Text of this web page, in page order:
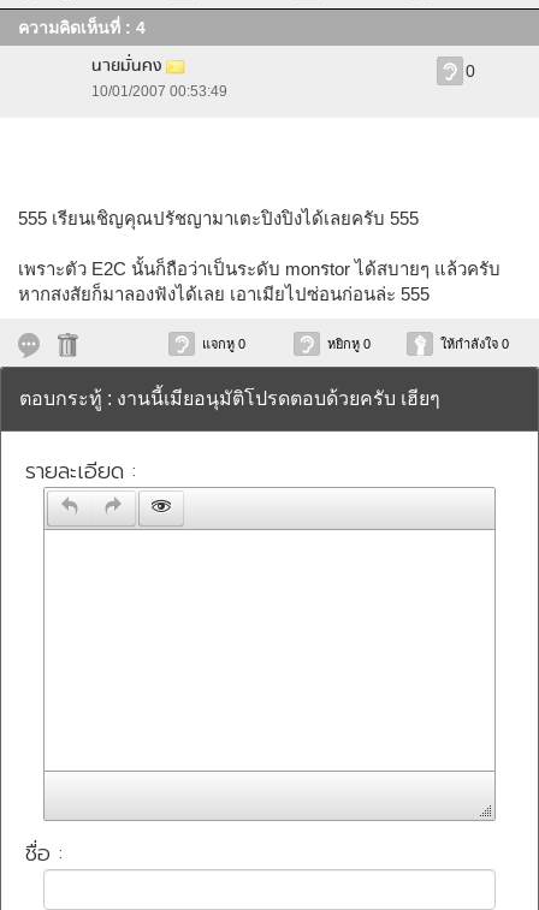
ความคิดเห็นที่ : 4
นายมั่นคง
10/01/2007 00:53:49
0
555 เรียนเชิญคุณปรัชญามาเตะปิงปิงได้เลยครับ 555
เพราะตัว E2C นั้นก็ถือว่าเป็นระดับ monรtor ได้สบายๆ แล้วครับ
หากสงสัยก็มาลองฟังได้เลย เอาเมียไปซ่อนก่อนล่ะ 555
แจกหู 0 หยิกหู 0 ให้กำลังใจ 0
ตอบกระทู้ : งานนี้เมียอนุมัติโปรดตอบด้วยครับ เฮียๆ
รายละเอียด :
ชื่อ :